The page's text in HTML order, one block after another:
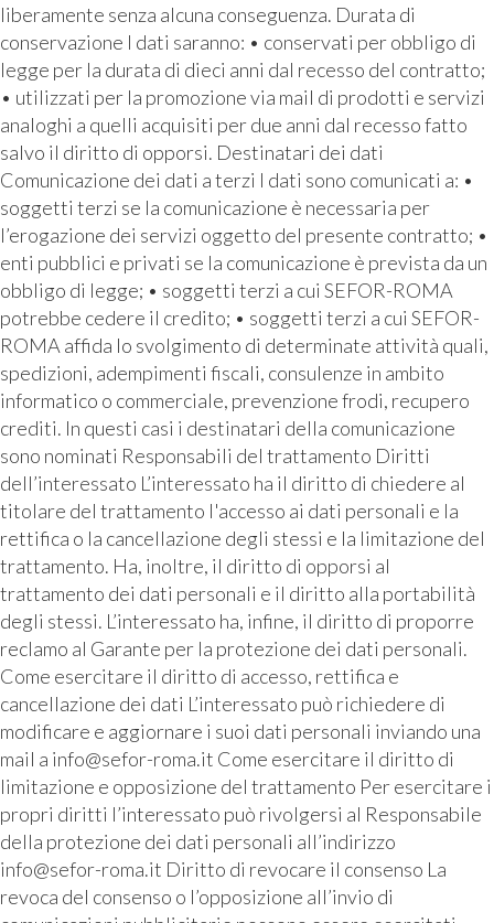
liberamente senza alcuna conseguenza. Durata di
conservazione I dati saranno: • conservati per obbligo di
legge per la durata di dieci anni dal recesso del contratto;
• utilizzati per la promozione via mail di prodotti e servizi
analoghi a quelli acquisiti per due anni dal recesso fatto
salvo il diritto di opporsi. Destinatari dei dati
Comunicazione dei dati a terzi I dati sono comunicati a: •
soggetti terzi se la comunicazione è necessaria per
l’erogazione dei servizi oggetto del presente contratto; •
enti pubblici e privati se la comunicazione è prevista da un
obbligo di legge; • soggetti terzi a cui SEFOR-ROMA
potrebbe cedere il credito; • soggetti terzi a cui SEFOR-
ROMA affida lo svolgimento di determinate attività quali,
spedizioni, adempimenti fiscali, consulenze in ambito
informatico o commerciale, prevenzione frodi, recupero
crediti. In questi casi i destinatari della comunicazione
sono nominati Responsabili del trattamento Diritti
dell’interessato L’interessato ha il diritto di chiedere al
titolare del trattamento l'accesso ai dati personali e la
rettifica o la cancellazione degli stessi e la limitazione del
trattamento. Ha, inoltre, il diritto di opporsi al
trattamento dei dati personali e il diritto alla portabilità
degli stessi. L’interessato ha, infine, il diritto di proporre
reclamo al Garante per la protezione dei dati personali.
Come esercitare il diritto di accesso, rettifica e
cancellazione dei dati L’interessato può richiedere di
modificare e aggiornare i suoi dati personali inviando una
mail a info@sefor-roma.it Come esercitare il diritto di
limitazione e opposizione del trattamento Per esercitare i
propri diritti l’interessato può rivolgersi al Responsabile
della protezione dei dati personali all’indirizzo
info@sefor-roma.it Diritto di revocare il consenso La
revoca del consenso o l’opposizione all’invio di